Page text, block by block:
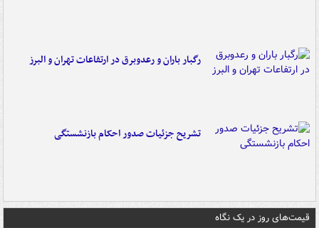
رگبار باران و رعدوبرق در ارتفاعات تهران و البرز
تشریح جزئیات صدور احکام بازنشستگی
قیمت‌های روز در یک نگاه